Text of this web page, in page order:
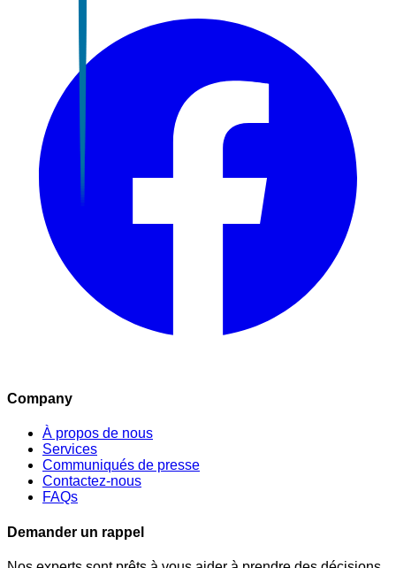
Company
À propos de nous
Services
Communiqués de presse
Contactez-nous
FAQs
Demander un rappel